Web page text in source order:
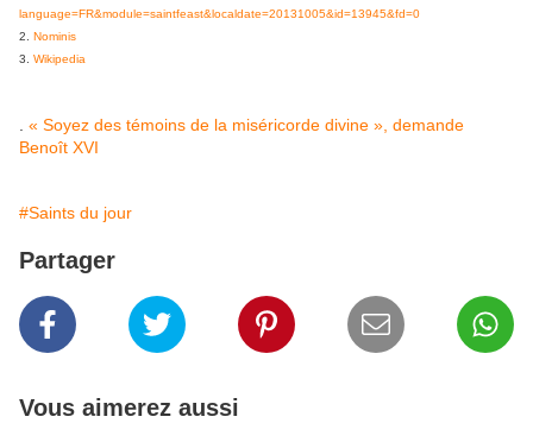
language=FR&module=saintfeast&localdate=20131005&id=13945&fd=0
2. Nominis
3. Wikipedia
« Soyez des témoins de la miséricorde divine », demande
Benoît XVI
#Saints du jour
Partager
Vous aimerez aussi